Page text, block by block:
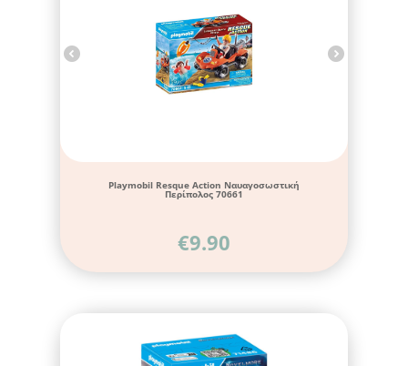
Playmobil Resque Action Ναυαγοσωστική
Περίπολος 70661
€9.90